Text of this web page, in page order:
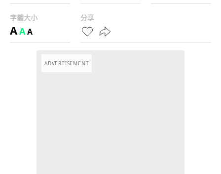
字體大小
AAA
分享
ADVERTISEMENT